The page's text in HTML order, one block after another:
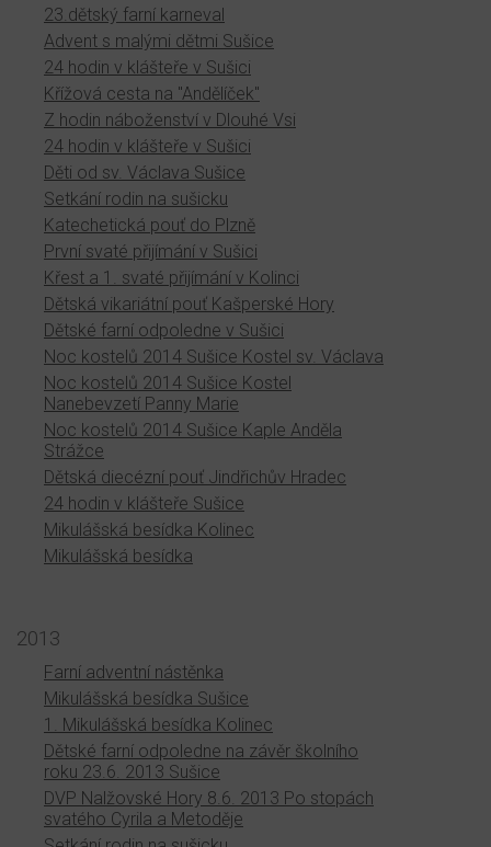
23.dětský farní karneval
Advent s malými dětmi Sušice
24 hodin v klášteře v Sušici
Křížová cesta na "Andělíček"
Z hodin náboženství v Dlouhé Vsi
24 hodin v klášteře v Sušici
Děti od sv. Václava Sušice
Setkání rodin na sušicku
Katechetická pouť do Plzně
První svaté přijímání v Sušici
Křest a 1. svaté přijímání v Kolinci
Dětská vikariátní pouť Kašperské Hory
Dětské farní odpoledne v Sušici
Noc kostelů 2014 Sušice Kostel sv. Václava
Noc kostelů 2014 Sušice Kostel
Nanebevzetí Panny Marie
Noc kostelů 2014 Sušice Kaple Anděla
Strážce
Dětská diecézní pouť Jindřichův Hradec
24 hodin v klášteře Sušice
Mikulášská besídka Kolinec
Mikulášská besídka
2013
Farní adventní nástěnka
Mikulášská besídka Sušice
1. Mikulášská besídka Kolinec
Dětské farní odpoledne na závěr školního
roku 23.6. 2013 Sušice
DVP Nalžovské Hory 8.6. 2013 Po stopách
svatého Cyrila a Metoděje